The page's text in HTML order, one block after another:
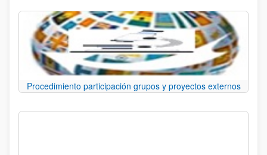
Procedimiento participación grupos y proyectos externos